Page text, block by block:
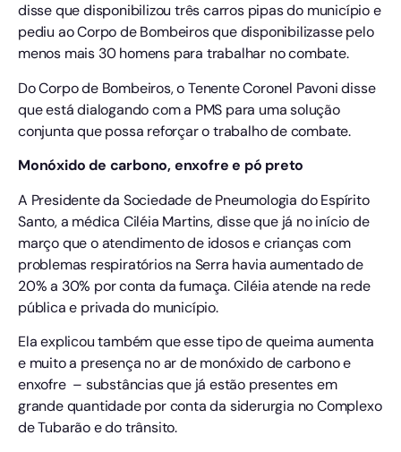
disse que disponibilizou três carros pipas do município e
pediu ao Corpo de Bombeiros que disponibilizasse pelo
menos mais 30 homens para trabalhar no combate.
Do Corpo de Bombeiros, o Tenente Coronel Pavoni disse
que está dialogando com a PMS para uma solução
conjunta que possa reforçar o trabalho de combate.
Monóxido de carbono, enxofre e pó preto
A Presidente da Sociedade de Pneumologia do Espírito
Santo, a médica Ciléia Martins, disse que já no início de
março que o atendimento de idosos e crianças com
problemas respiratórios na Serra havia aumentado de
20% a 30% por conta da fumaça. Ciléia atende na rede
pública e privada do município.
Ela explicou também que esse tipo de queima aumenta
e muito a presença no ar de monóxido de carbono e
enxofre – substâncias que já estão presentes em
grande quantidade por conta da siderurgia no Complexo
de Tubarão e do trânsito.